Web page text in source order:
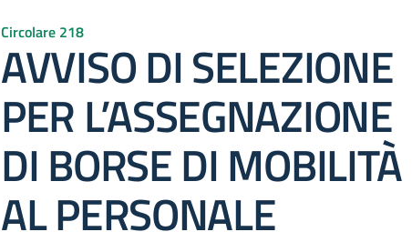
Circolare 218
AVVISO DI SELEZIONE
PER L’ASSEGNAZIONE
DI BORSE DI MOBILITÀ
AL PERSONALE